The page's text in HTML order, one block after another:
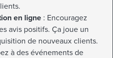
en ligne : Encouragez
avis positifs. Ça joue un
de nouveaux clients.
à des événements de